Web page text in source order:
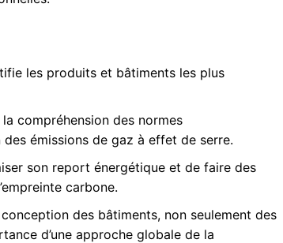
les produits et bâtiments les plus
compréhension des normes
émissions de gaz à effet de serre.
son report énergétique et de faire des
carbone.
des bâtiments, non seulement des
d’une approche globale de la